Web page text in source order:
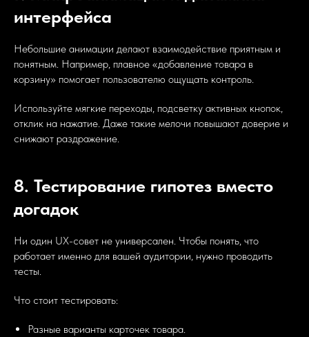
интерфейса
Небольшие анимации делают взаимодействие приятным и
понятным. Например, плавное «добавление товара в
корзину» помогает пользователю ощущать контроль.
Используйте мягкие переходы, подсветку активных кнопок,
отклик на нажатие. Даже такие мелочи повышают доверие и
снижают раздражение.
8. Тестирование гипотез вместо
догадок
Ни один UX-совет не универсален. Чтобы понять, что
работает именно для вашей аудитории, нужно проводить
тесты.
Что стоит тестировать:
Разные варианты карточек товара.